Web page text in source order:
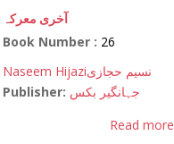
آخری معرکہ
Book Number : 26
Naseem Hijaziنسیم حجازی
Publisher: جہانگیر بکس
Read more